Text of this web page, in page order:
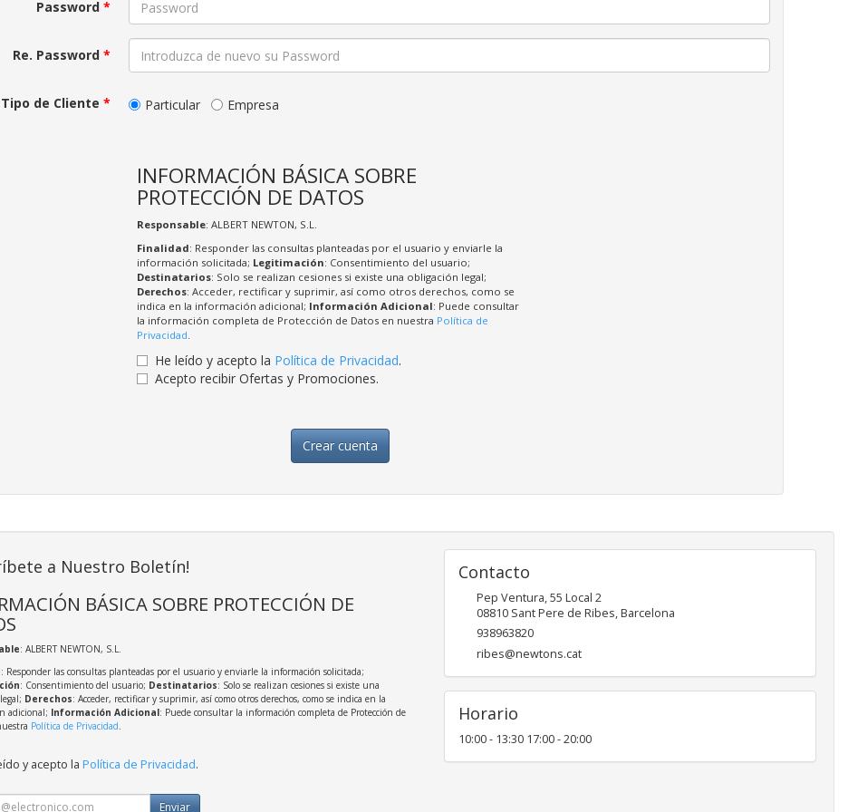
Password*
Re. Password*
Tipo de Cliente* Particular Empresa
INFORMACIÓN BÁSICA SOBRE
PROTECCIÓN DE DATOS
Responsable: ALBERT NEWTON, S.L.
Finalidad: Responder las consultas planteadas por el usuario y enviarle la
información solicitada; Legitimación: Consentimiento del usuario;
Destinatarios: Solo se realizan cesiones si existe una obligación legal;
Derechos: Acceder, rectificar y suprimir, así como otros derechos, como se
indica en la información adicional; Información Adicional: Puede consultar
la información completa de Protección de Datos en nuestra Política de
Privacidad
He leído y acepto la Política de Privacidad.
Acepto recibir Ofertas y Promociones.
Crear cuenta
a Nuestro Boletín!
BÁSICA SOBRE PROTECCIÓN DE
: ALBERT NEWTON, S.L.
: Responder las consultas planteadas por el usuario y enviarle la información solicitada;
: Consentimiento del usuario; Destinatarios: Solo se realizan cesiones si existe una
Derechos: Acceder, rectificar y suprimir, así como otros derechos, como se indica en la
adicional; Información Adicional: Puede consultar la información completa de Protección de
Política de Privacidad
y acepto la Política de Privacidad.
Enviar
Contacto
Pep Ventura, 55 Local 2
08810 Sant Pere de Ribes,Barcelona
938963820
ribes@newtons.cat
Horario
10:00 - 13:30 17:00 - 20:00